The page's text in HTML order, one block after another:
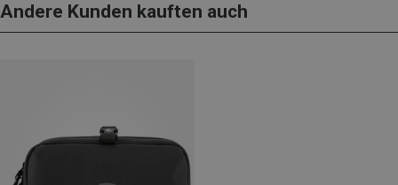
Andere Kunden kauften auch